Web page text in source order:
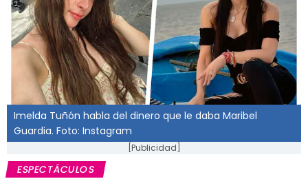
Imelda Tuñón habla del dinero que le daba Maribel
Guardia. Foto: Instagram
[Publicidad]
ESPECTÁCULOS